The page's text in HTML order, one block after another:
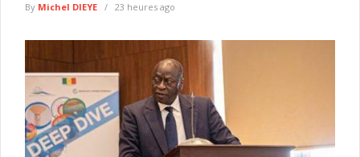
By Michel DIEYE 23 heures ago